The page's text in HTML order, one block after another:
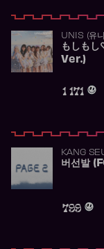
UNIS (유
もしも
Ver.)
1 171
KANG
버선발
799